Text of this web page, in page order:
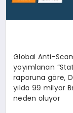
Global Anti-
yayımlanan “
raporuna göre,
yılda 99 milyar
neden oluyor